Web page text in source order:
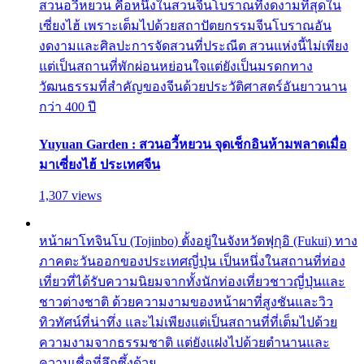
สวนอวี้หยวน คือหนึ่งในสวนจีนโบราณที่งดงามที่สุดใน
เซี่ยงไฮ้ เพราะเต็มไปด้วยสถาปัตยกรรมจีนโบราณอัน
งดงามและศิลปะการจัดสวนที่ประณีต สวนแห่งนี้ไม่เพียง
แต่เป็นสถานที่พักผ่อนหย่อนใจแต่ยังเป็นมรดกทาง
วัฒนธรรมที่สำคัญของจีนด้วยประวัติศาสตร์อันยาวนาน
กว่า 400 ปี
Yuyuan Garden : สวนอวี้หยวน จุดเช็กอินห้ามพลาดเมื่อ
มาเซี่ยงไฮ้ ประเทศจีน
1,307 views
หน้าผาโทจินโบ (Tojinbo) ตั้งอยู่ในจังหวัดฟุกุอิ (Fukui) ทาง
ภาคตะวันออกของประเทศญี่ปุ่น เป็นหนึ่งในสถานที่ท่อง
เที่ยวที่ได้รับความนิยมจากทั้งนักท่องเที่ยวชาวญี่ปุ่นและ
ชาวต่างชาติ ด้วยความงามของหน้าผาที่สูงชันและวิว
ทิวทัศน์ที่น่าทึ่ง และไม่เพียงแต่เป็นสถานที่ที่เต็มไปด้วย
ความงามจากธรรมชาติ แต่ยังแฝงไปด้วยตำนานและ